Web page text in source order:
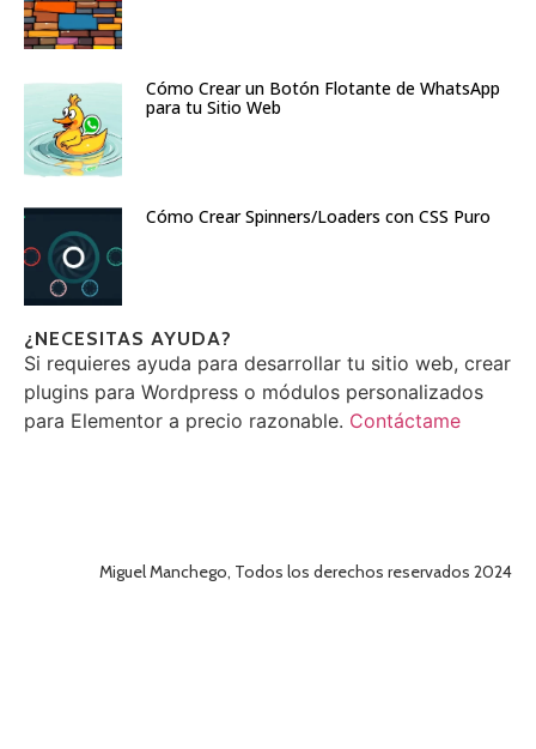
Cómo Crear un Botón Flotante de WhatsApp
para tu Sitio Web
Cómo Crear Spinners/Loaders con CSS Puro
¿NECESITAS AYUDA?
Si requieres ayuda para desarrollar tu sitio web, crear
plugins para Wordpress o módulos personalizados
para Elementor a precio razonable. Contáctame
Miguel Manchego, Todos los derechos reservados 2024